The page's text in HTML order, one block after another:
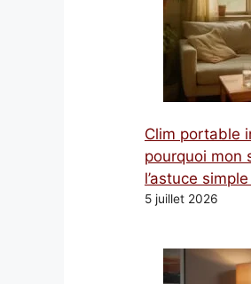
Clim portable
pourquoi mon
l’astuce
5 juillet 2026